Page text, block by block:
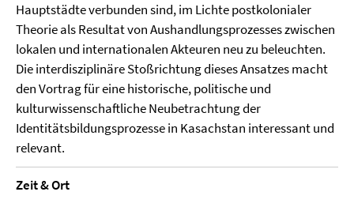
Hauptstädte verbunden sind, im Lichte postkolonialer
Theorie als Resultat von Aushandlungsprozesses zwischen
lokalen und internationalen Akteuren neu zu beleuchten.
Die interdisziplinäre Stoßrichtung dieses Ansatzes macht
den Vortrag für eine historische, politische und
kulturwissenschaftliche Neubetrachtung der
Identitätsbildungsprozesse in Kasachstan interessant und
relevant.
Zeit & Ort